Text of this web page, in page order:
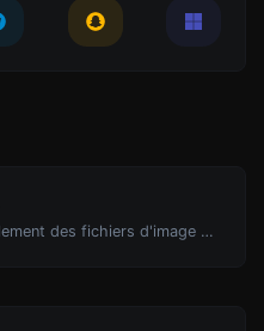
Convertissez facilement des fichiers d'image WEBP en PNG.